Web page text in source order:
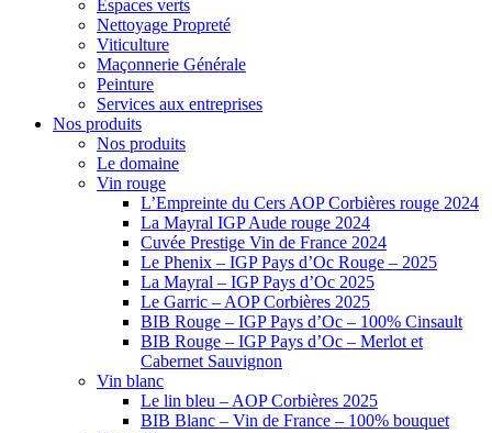
Espaces verts
Nettoyage Propreté
Viticulture
Maçonnerie Générale
Peinture
Services aux entreprises
Nos produits
Nos produits
Le domaine
Vin rouge
L’Empreinte du Cers AOP Corbières rouge 2024
La Mayral IGP Aude rouge 2024
Cuvée Prestige Vin de France 2024
Le Phenix – IGP Pays d’Oc Rouge – 2025
La Mayral – IGP Pays d’Oc 2025
Le Garric – AOP Corbières 2025
BIB Rouge – IGP Pays d’Oc – 100% Cinsault
BIB Rouge – IGP Pays d’Oc – Merlot et
Cabernet Sauvignon
Vin blanc
Le lin bleu – AOP Corbières 2025
BIB Blanc – Vin de France – 100% bouquet